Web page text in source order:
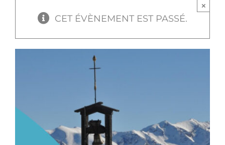
Se former
Volontariat
Nous connaître
CET ÉVÈNEMENT EST PASSÉ.
×